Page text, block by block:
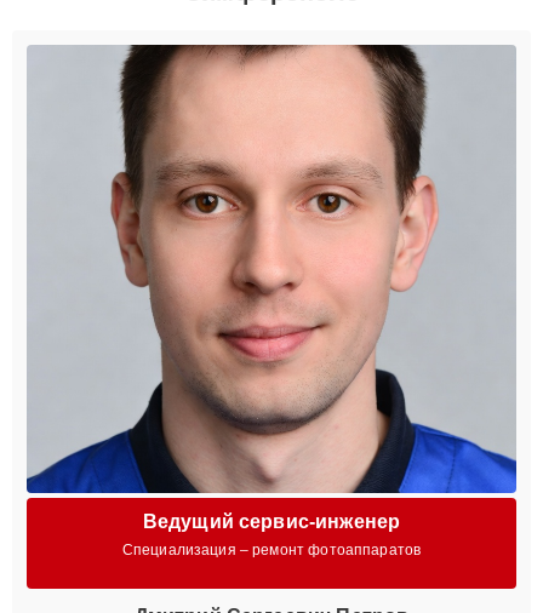
Ведущий сервис-инженер
Специализация – ремонт фотоаппаратов